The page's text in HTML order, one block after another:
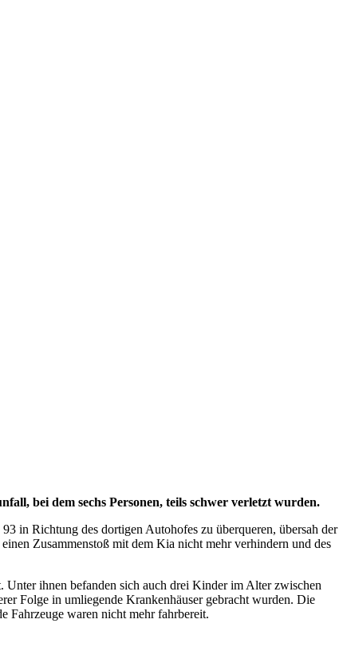
bei dem sechs Personen, teils schwer verletzt wurden.
in Richtung des dortigen Autohofes zu überqueren, übersah der
Zusammenstoß mit dem Kia nicht mehr verhindern und des
Unter ihnen befanden sich auch drei Kinder im Alter zwischen
Folge in umliegende Krankenhäuser gebracht wurden. Die
Fahrzeuge waren nicht mehr fahrbereit.